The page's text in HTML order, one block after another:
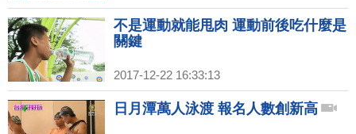
不是運動就能甩肉 運動前後吃什麼是
關鍵
2017-12-22 16:33:13
日月潭萬人泳渡 報名人數創新高